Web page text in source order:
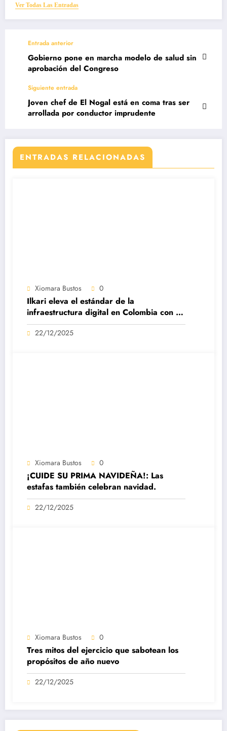
Ver Todas Las Entradas
Entrada anterior
Gobierno pone en marcha modelo de salud sin
aprobación del Congreso
Siguiente entrada
Joven chef de El Nogal está en coma tras ser
arrollada por conductor imprudente
ENTRADAS RELACIONADAS
Xiomara Bustos 0
Ilkari eleva el estándar de la
infraestructura digital en Colombia con su
datacenter certificado Nivel IV de ICREA
22/12/2025
Xiomara Bustos 0
¡CUIDE SU PRIMA NAVIDEÑA!: Las
estafas también celebran navidad.
22/12/2025
Xiomara Bustos 0
Tres mitos del ejercicio que sabotean los
propósitos de año nuevo
22/12/2025